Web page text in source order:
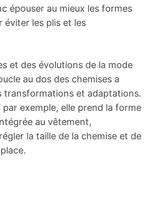
épouser au mieux les formes
éviter les plis et les
et des évolutions de la mode
au dos des chemises a
transformations et adaptations.
par exemple, elle prend la forme
au vêtement,
la taille de la chemise et de